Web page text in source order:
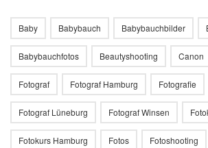
Baby Babybauch Babybauchbilder
Babybauchfotos Beautyshooting Canon
Fotograf Fotograf Hamburg Fotografie
Fotograf Lüneburg Fotograf Winsen
Fotokurs Hamburg Fotos Fotoshooting